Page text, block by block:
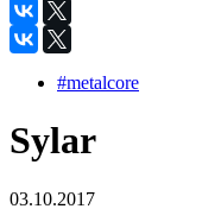
#metalcore
Sylar
03.10.2017